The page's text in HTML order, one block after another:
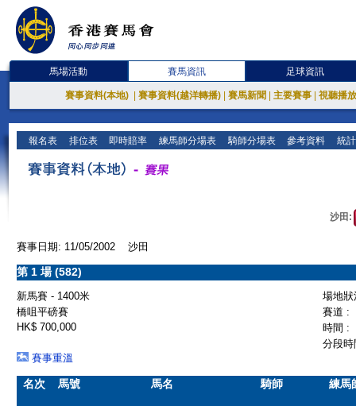
馬場活動 賽馬資訊 足球資訊
賽事資料(本地) 賽事資料(越洋轉播) 賽馬新聞 主要賽事 視聽播
報名表 排位表 即時賠率 練馬師分場表 騎師分場表 參考資料 統
沙田:
賽事日期: 11/05/2002 沙田
第 1 場 (582)
新馬賽 - 1400米
場地
橋咀平磅賽
賽道 :
HK$ 700,000
時間 :
分段
賽事重溫
名次 馬號 馬名 騎師 練馬